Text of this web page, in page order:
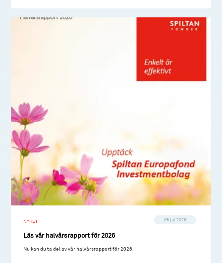
NYHET 08 jul 2026
Läs vår halvårsrapport för 2026
Nu kan du ta del av vår halvårsrapport för 2026.